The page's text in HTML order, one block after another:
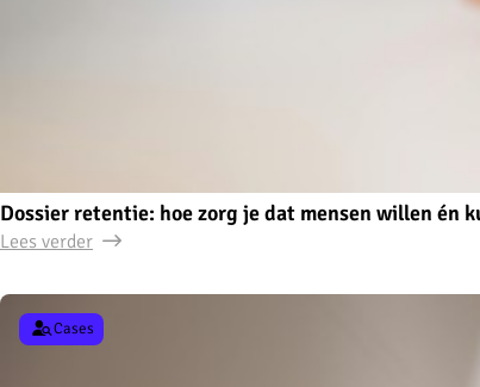
Dossier retentie: hoe zorg je dat mensen willen én
Lees verder
Cases